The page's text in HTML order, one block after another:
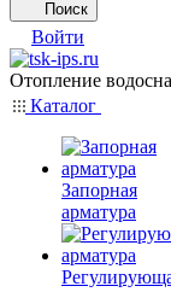
Поиск
Войти
Отопление
Каталог
Запорная
арматура